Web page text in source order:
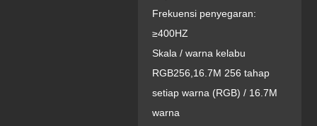
Frekuensi penyegaran:
≥400HZ
Skala / warna kelabu
RGB256,16.7M 256 tahap
setiap warna (RGB) / 16.7M
warna